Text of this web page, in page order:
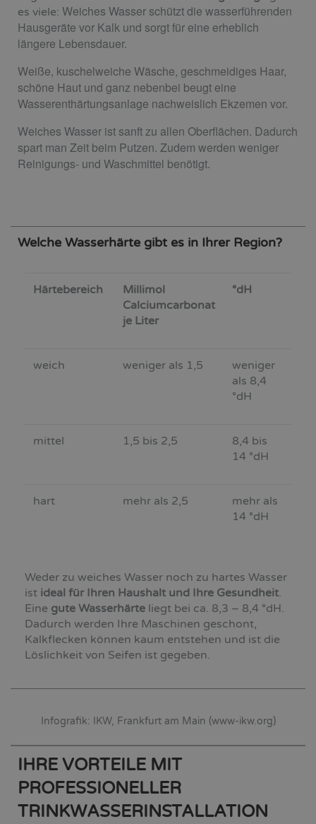
es viele: Weiches Wasser schützt die wasserführenden
Hausgeräte vor Kalk und sorgt für eine erheblich
längere Lebensdauer.
Weiße, kuschelweiche Wäsche, geschmeidiges Haar,
schöne Haut und ganz nebenbei beugt eine
Wasserenthärtungsanlage nachweislich Ekzemen vor.
Weiches Wasser ist sanft zu allen Oberflächen. Dadurch
spart man Zeit beim Putzen. Zudem werden weniger
Reinigungs- und Waschmittel benötigt.
Welche Wasserhärte gibt es in Ihrer Region?
Härtebereich
Millimol
Calciumcarbonat
je Liter
°dH
weich weniger als 1,5
weniger
als 8,4
°dH
mittel 1,5 bis 2,5
8,4 bis
14 °dH
hart mehr als 2,5
mehr als
14 °dH
Weder zu weiches Wasser noch zu hartes Wasser
ist ideal für Ihren Haushalt und Ihre Gesundheit.
Eine gute Wasserhärte liegt bei ca. 8,3 – 8,4 °dH.
Dadurch werden Ihre Maschinen geschont,
Kalkflecken können kaum entstehen und ist die
Löslichkeit von Seifen ist gegeben.
Infografik: IKW, Frankfurt am Main (www-ikw.org)
IHRE VORTEILE MIT
PROFESSIONELLER
TRINKWASSERINSTALLATION